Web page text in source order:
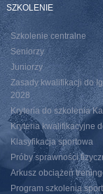
SZKOLENIE
Szkolenie centralne
Seniorzy
Juniorzy
Zasady kwalifikacji do
2028
Kryteria do szkolenia
Kryteria kwalifikacyjne
Klasyfikacja sportowa
Próby sprawności
Arkusz obciążeń
Program szkolenia